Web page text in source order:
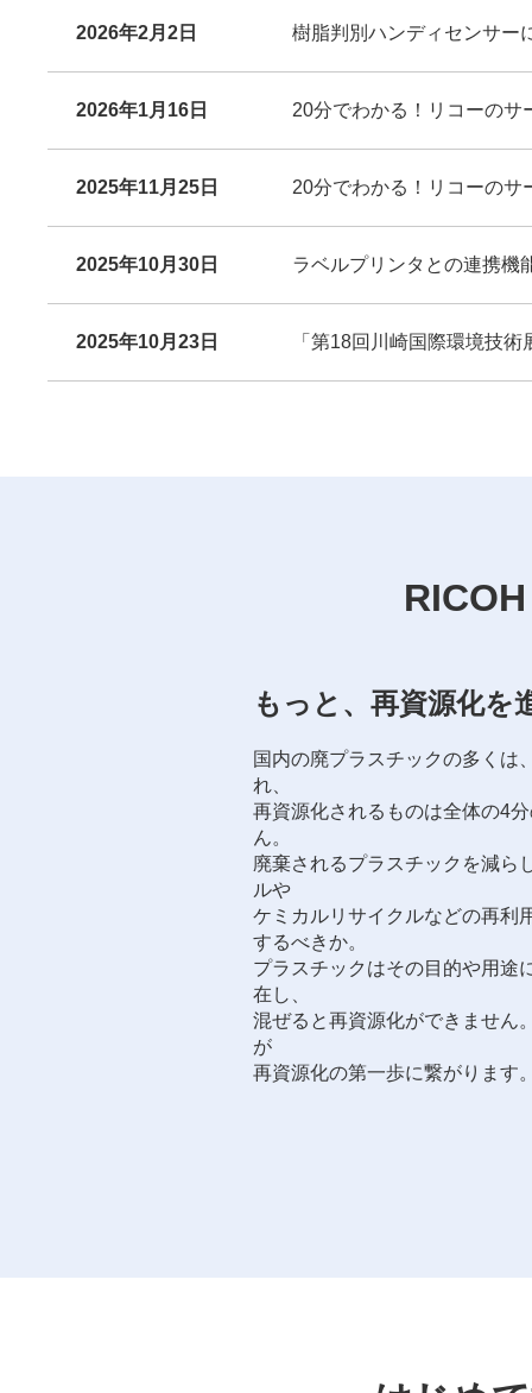
2026年2月2日 樹脂判別ハンディセンサー
2026年1月16日 20分でわかる！リコーの
2025年11月25日 20分でわかる！リコーの
2025年10月30日 ラベルプリンタとの連携機
2025年10月23日 「第18回川崎国際環境技
もっと、再資源化を
国内の廃プラスチックの多くは
れ、
再資源化されるものは全体の4
ん。
廃棄されるプラスチックを減ら
ルや
ケミカルリサイクルなどの再利
するべきか。
プラスチックはその目的や用途
在し、
混ぜると再資源化ができません
が
再資源化の第一歩に繋がります